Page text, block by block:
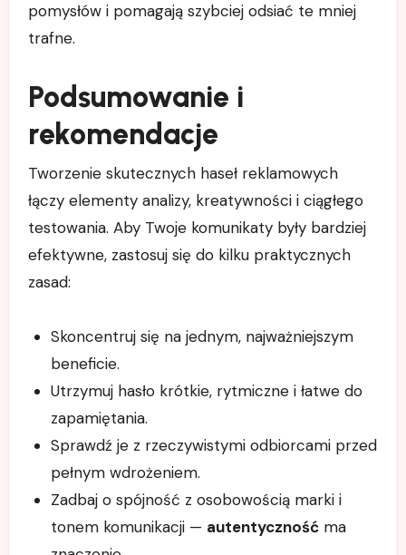
pomysłów i pomagają szybciej odsiać te mniej
trafne.
Podsumowanie i
rekomendacje
Tworzenie skutecznych haseł reklamowych
łączy elementy analizy, kreatywności i ciągłego
testowania. Aby Twoje komunikaty były bardziej
efektywne, zastosuj się do kilku praktycznych
zasad:
Skoncentruj się na jednym, najważniejszym
beneficie.
Utrzymuj hasło krótkie, rytmiczne i łatwe do
zapamiętania.
Sprawdź je z rzeczywistymi odbiorcami przed
pełnym wdrożeniem.
Zadbaj o spójność z osobowością marki i
tonem komunikacji — autentyczność ma